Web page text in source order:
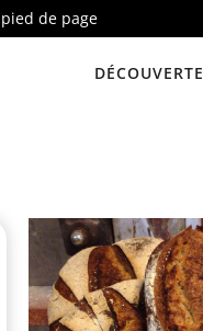
de page
DÉCOUVERTE